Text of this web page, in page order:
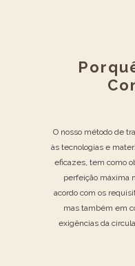
O nosso método de
às tecnologias e
eficazes, tem como
perfeição máxima
acordo com os
mas também em
exigências da